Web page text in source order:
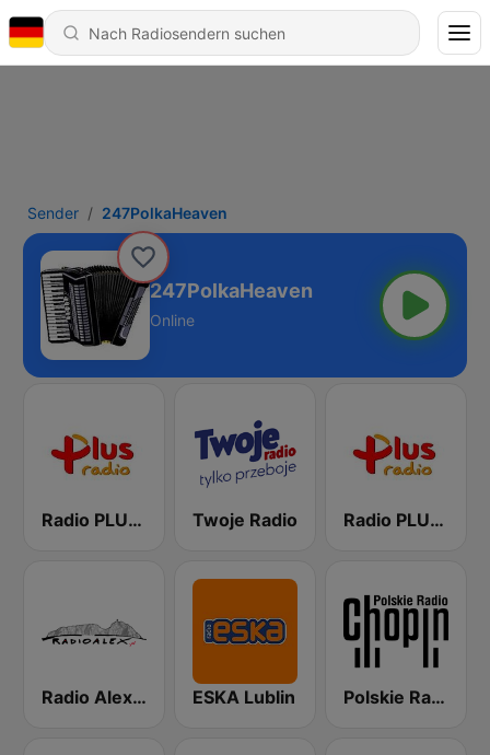
Sender 247PolkaHeaven
247PolkaHeaven
Online
Radio PLUS Gniezno Twoje Radio Radio PLUS Koszalin
Radio Alex pl ESKA Lublin Polskie Radio Chopin